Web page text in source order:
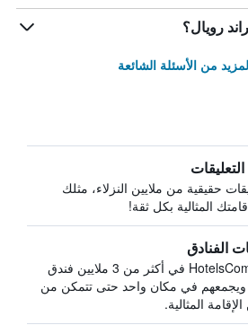
رويال؟
من الأسئلة الشائعة
حقيقية من ملايين النزلاء، مثلك
المثالية بكل ثقة!
الفنادق
يبحث HotelsCombined في أكثر من 3 ملايين فندق
ويجمعهم في مكان واحد حتى تتمكن من
المثالية.